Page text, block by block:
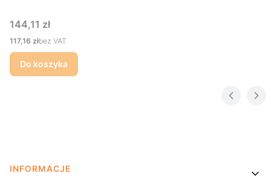
Cena
144,11 zł
Cena
117,16 złbez VAT
Do koszyka
Linki w stopce
INFORMACJE